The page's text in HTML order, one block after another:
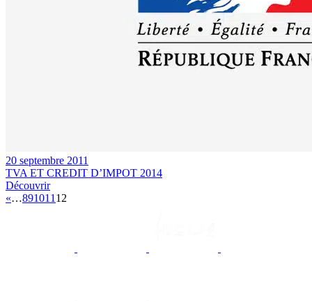
20 septembre 2011
TVA ET CREDIT D’IMPOT 2014
Découvrir
«…891011 12